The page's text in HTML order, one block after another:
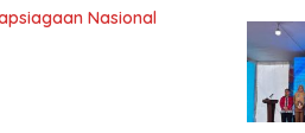
Nasional